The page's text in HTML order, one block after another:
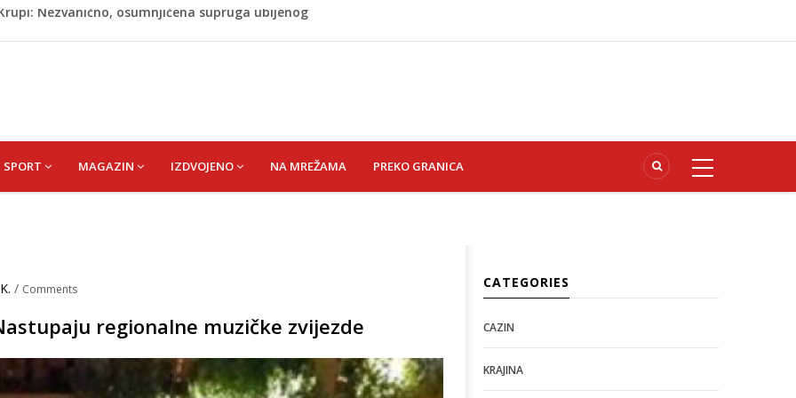
Senija – Sena
obilježavanja godišnjice: "Doživjela sam poniženje
sinu"
Nezvanično, osumnjičena supruga ubijenog
SPORT MAGAZIN IZDVOJENO NA MREŽAMA PREKO GRANICA
/ Comments
regionalne muzičke zvijezde
CATEGORIES
CAZIN
KRAJINA